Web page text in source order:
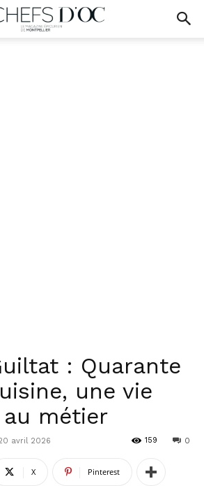
: Quarante
une vie
métier
avril 2026 0
159
X Pinterest